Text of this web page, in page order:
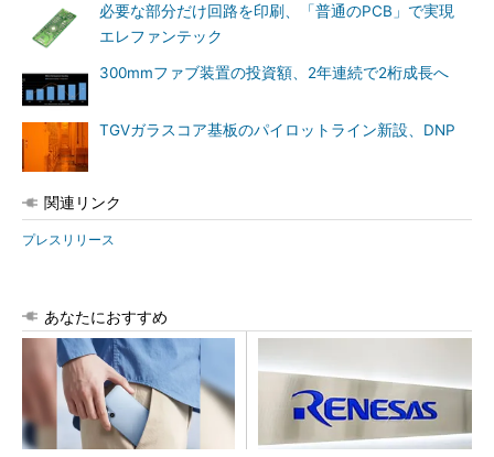
必要な部分だけ回路を印刷、「普通のPCB」で実現
エレファンテック
300mmファブ装置の投資額、2年連続で2桁成長へ
TGVガラスコア基板のパイロットライン新設、DNP
関連リンク
プレスリリース
あなたにおすすめ